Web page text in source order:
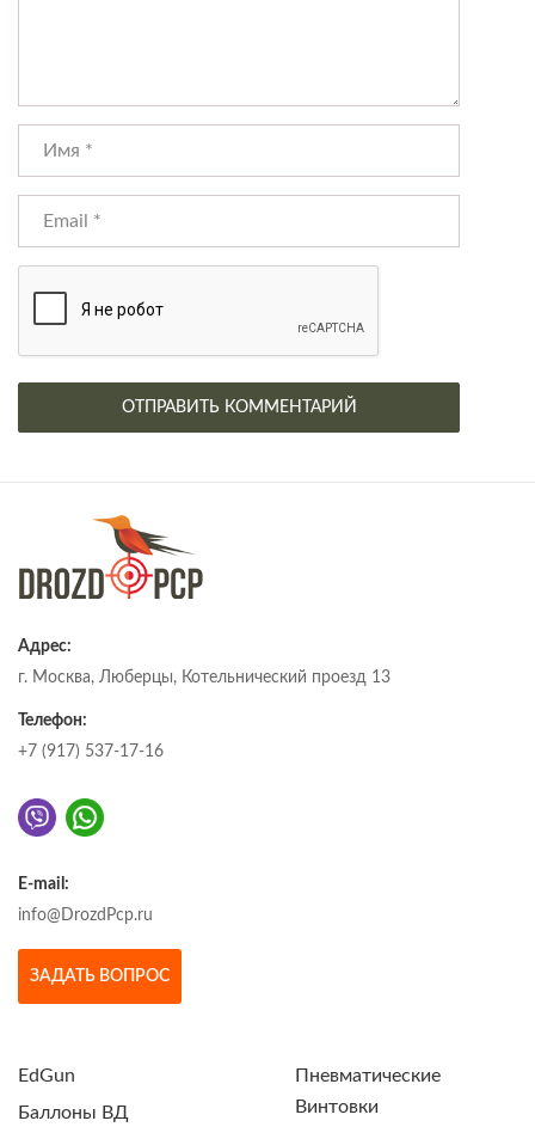
Адрес:
г. Москва, Люберцы, Котельнический проезд 13
Телефон:
+7 (917) 537-17-16
E-mail:
info@DrozdPcp.ru
ЗАДАТЬ ВОПРОС
EdGun
Баллоны ВД
Пневматические
Винтовки